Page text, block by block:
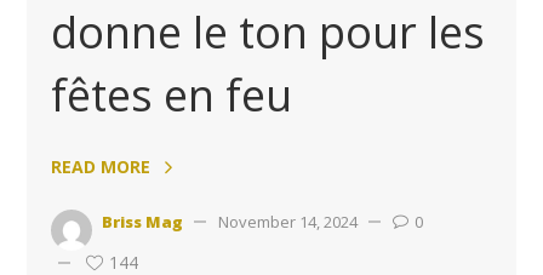
donne le ton pour les
fêtes en feu
READ MORE
Briss Mag November 14, 2024 0
144